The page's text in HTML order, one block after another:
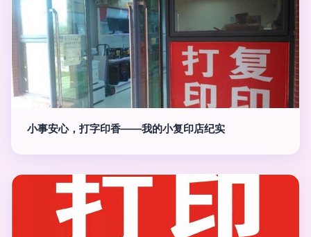
小事安心，打字印香——我的小复印店纪实